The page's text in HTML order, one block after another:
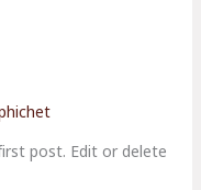
post. Edit or delete